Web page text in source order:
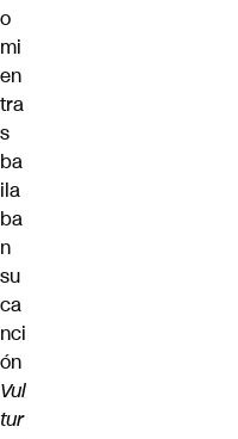
o
mi
en
tra
s
ba
ila
ba
n
su
ca
nci
ón
Vul
tur